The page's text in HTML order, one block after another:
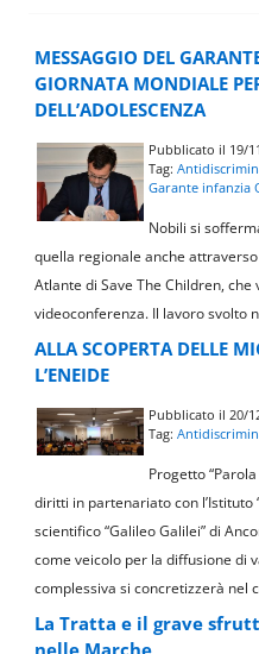
MESSAGGIO DEL
GIORNATA MONDIALE
DELL’ADOLESCENZA
Pubblicato il 19/
Tag:
Garante infanzia
Nobili si
quella regionale anche
Atlante di Save The Children,
videoconferenza. Il lavoro svolto
ALLA SCOPERTA DELLE
L’ENEIDE
Pubblicato il 20/
Tag:
Progetto
diritti in partenariato con l’Istituto
scientifico “Galileo Galilei” di
come veicolo per la diffusione di
complessiva si concretizzerà nel
La Tratta e il grave
nelle Marche